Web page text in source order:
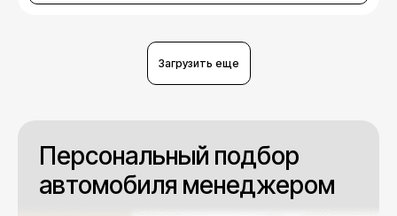
Загрузить еще
Персональный подбор
автомобиля менеджером